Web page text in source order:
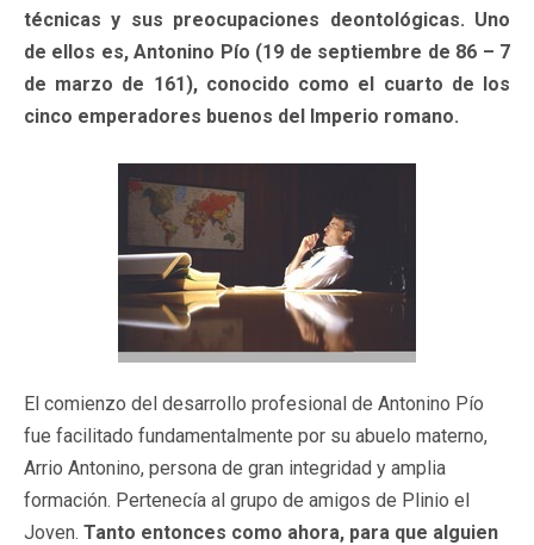
técnicas y sus preocupaciones deontológicas. Uno
de ellos es, Antonino Pío (19 de septiembre de 86 – 7
de marzo de 161), conocido como el cuarto de los
cinco emperadores buenos del Imperio romano.
El comienzo del desarrollo profesional de Antonino Pío
fue facilitado fundamentalmente por su abuelo materno,
Arrio Antonino, persona de gran integridad y amplia
formación. Pertenecía al grupo de amigos de Plinio el
Joven. Tanto entonces como ahora, para que alguien